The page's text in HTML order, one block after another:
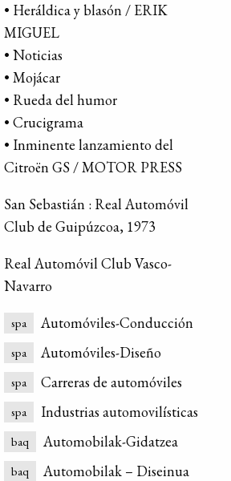
• Heráldica y blasón / ERIK
MIGUEL
• Noticias
• Mojácar
• Rueda del humor
• Crucigrama
• Inminente lanzamiento del
Citroën GS / MOTOR PRESS
San Sebastián : Real Automóvil
Club de Guipúzcoa, 1973
Real Automóvil Club Vasco-
Navarro
spa Automóviles-Conducción
spa Automóviles-Diseño
spa Carreras de automóviles
spa Industrias automovilísticas
baq Automobilak-Gidatzea
baq Automobilak – Diseinua